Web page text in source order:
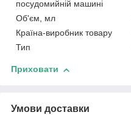
посудомийній машині
Об'єм, мл
Країна-виробник товару
Тип
Приховати
Умови доставки